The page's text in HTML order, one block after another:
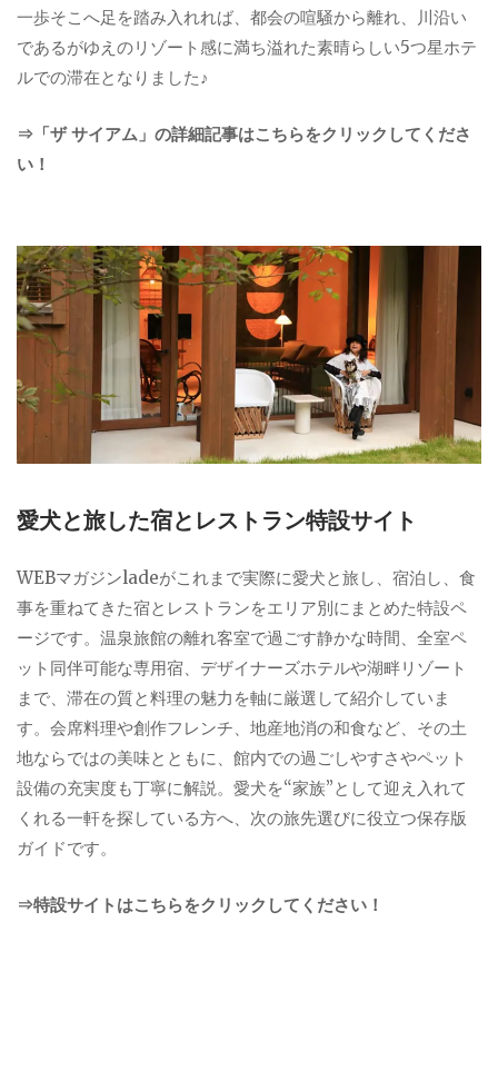
一歩そこへ足を踏み入れれば、都会の喧騒から離れ、川沿い
であるがゆえのリゾート感に満ち溢れた素晴らしい5つ星ホテ
ルでの滞在となりました♪
⇒「ザ サイアム」の詳細記事はこちらをクリックしてくださ
い！
愛犬と旅した宿とレストラン特設サイト
WEBマガジンladeがこれまで実際に愛犬と旅し、宿泊し、食
事を重ねてきた宿とレストランをエリア別にまとめた特設ペ
ージです。温泉旅館の離れ客室で過ごす静かな時間、全室ペ
ット同伴可能な専用宿、デザイナーズホテルや湖畔リゾート
まで、滞在の質と料理の魅力を軸に厳選して紹介していま
す。会席料理や創作フレンチ、地産地消の和食など、その土
地ならではの美味とともに、館内での過ごしやすさやペット
設備の充実度も丁寧に解説。愛犬を“家族”として迎え入れて
くれる一軒を探している方へ、次の旅先選びに役立つ保存版
ガイドです。
⇒特設サイトはこちらをクリックしてください！